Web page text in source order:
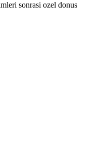
sonrasi ozel donus